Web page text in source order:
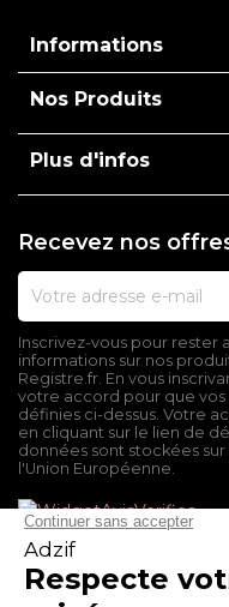
Informations
Nos Produits
Plus d'infos
Recevez nos
Inscrivez-vous pour
informations sur nos
Registre.fr. En vous
votre accord pour que vos
définies ci-dessus. Votre
en cliquant sur le lien de
données sont stockées
l'Union Européenne.